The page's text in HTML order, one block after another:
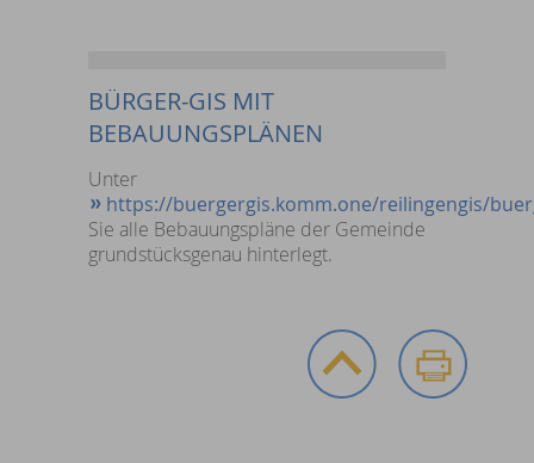
BÜRGER-GIS MIT
BEBAUUNGSPLÄNEN
Unter
https://buergergis.komm.one/reilingengis/
Sie alle Bebauungspläne der Gemeinde
grundstücksgenau hinterlegt.